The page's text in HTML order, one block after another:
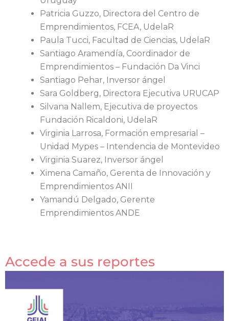
Patricia Guzzo, Directora del Centro de
Emprendimientos, FCEA, UdelaR
Paula Tucci, Facultad de Ciencias, UdelaR
Santiago Aramendía, Coordinador de
Emprendimientos – Fundación Da Vinci
Santiago Pehar, Inversor ángel
Sara Goldberg, Directora Ejecutiva URUCAP
Silvana Nallem, Ejecutiva de proyectos
Fundación Ricaldoni, UdelaR
Virginia Larrosa, Formación empresarial –
Unidad Mypes – Intendencia de Montevideo
Virginia Suarez, Inversor ángel
Ximena Camaño, Gerenta de Innovación y
Emprendimientos ANII
Yamandú Delgado, Gerente
Emprendimientos ANDE
Accede a sus reportes